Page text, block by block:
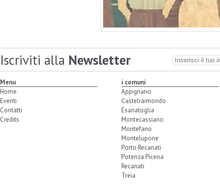
Iscriviti alla Newsletter
Menu
Home
Eventi
Contatti
Credits
i comuni
Appignano
Castelraimondo
Esanatoglia
Montecassiano
Montefano
Montelupone
Porto Recanati
Potenza Picena
Recanati
Treia